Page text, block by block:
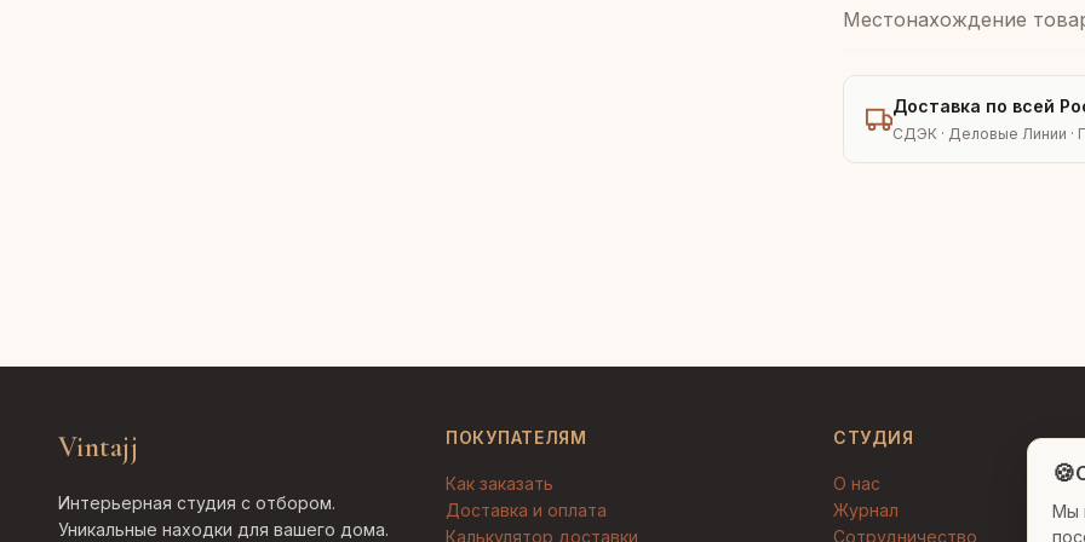
Местонахождение
Доставка по всей
СДЭК · Деловые Линии ·
Vintajj
Интерьерная студия с отбором.
Уникальные находки для вашего дома.
ПОКУПАТЕЛЯМ
Как заказать
Доставка и оплата
Калькулятор доставки
СТУДИЯ
О нас
Журнал
Сотрудничество
🍪
Мы